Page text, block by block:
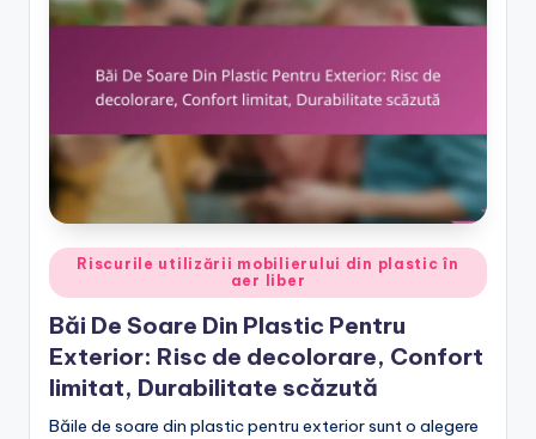
Posted
in
Riscurile utilizării mobilierului din plastic în
aer liber
Băi De Soare Din Plastic Pentru
Exterior: Risc de decolorare, Confort
limitat, Durabilitate scăzută
Băile de soare din plastic pentru exterior sunt o alegere